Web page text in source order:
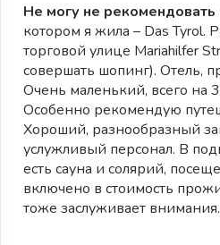
Не могу не рекомендовать
котором я жила – Das Tyrol.
торговой улице Mariahilfer
совершать шопинг). Отель,
Очень маленький, всего на
Особенно рекомендую
Хороший, разнообразный
услужливый персонал. В
есть сауна и солярий,
включено в стоимость
тоже заслуживает внимания.